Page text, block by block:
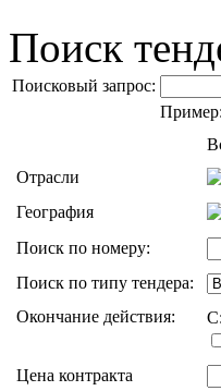
Поиск
Поисковый запрос:
Пример:
Отрасли
География
Поиск по номеру:
Поиск по типу тендера:
Окончание действия:
Цена контракта